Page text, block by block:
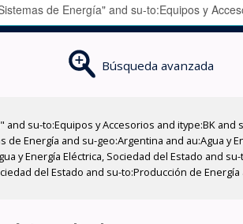
Búsqueda avanzada
su-to:Equipos y Accesorios and itype:BK and
Energía and su-geo:Argentina and au:Agua y
y Energía Eléctrica, Sociedad del Estado and
del Estado and su-to:Producción de